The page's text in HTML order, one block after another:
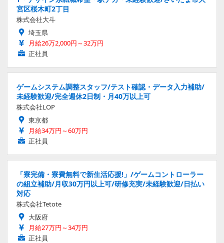
宮区桜木町2丁目
株式会社大斗
埼玉県
月給26万2,000円～32万円
正社員
ゲームシステム調整スタッフ/テスト確認・データ入力補助/
未経験歓迎/完全週休2日制・月40万以上可
株式会社LOP
東京都
月給34万円～60万円
正社員
「寮完備・寮費無料で新生活応援!」/ゲームコントローラー
の組立補助/月収30万円以上可/研修充実/未経験歓迎/日払い
対応
株式会社Tetote
大阪府
月給27万円～34万円
正社員